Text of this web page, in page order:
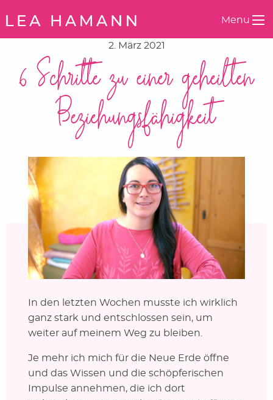
Menu
2. März 2021
6 Schritte zu einer geheilten
Beziehungsfähigkeit
In den letzten Wochen musste ich wirklich
ganz stark und entschlossen sein, um
weiter auf meinem Weg zu bleiben.
Je mehr ich mich für die Neue Erde öffne
und das Wissen und die schöpferischen
Impulse annehmen, die ich dort